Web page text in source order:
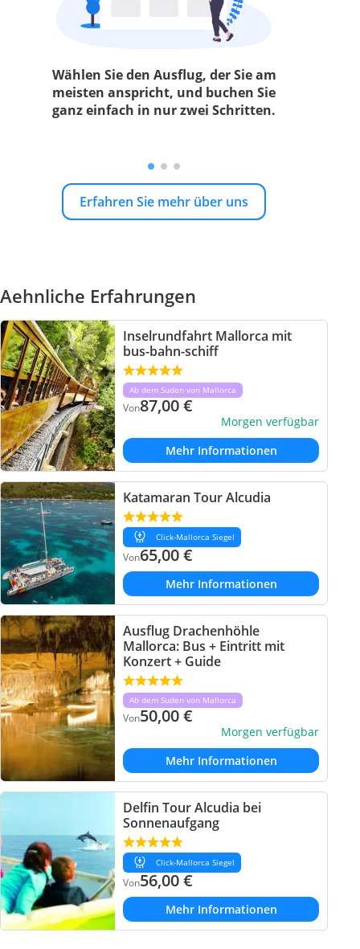
Wählen Sie den Ausflug, der Sie am
meisten anspricht, und buchen Sie
ganz einfach in nur zwei Schritten.
Erfahren Sie mehr über uns
Aehnliche Erfahrungen
Inselrundfahrt Mallorca mit
bus-bahn-schiff
Ab dem Suden von Mallorca
Von87,00€
Morgen verfügbar
Mehr Informationen
Katamaran Tour Alcudia
Click-Mallorca Siegel
Von65,00€
Mehr Informationen
Ausflug Drachenhöhle
Mallorca: Bus + Eintritt mit
Konzert + Guide
Ab dem Suden von Mallorca
Von50,00€
Morgen verfügbar
Mehr Informationen
Delfin Tour Alcudia bei
Sonnenaufgang
Click-Mallorca Siegel
Von56,00€
Mehr Informationen